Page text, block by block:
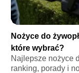
Nożyce do
które wybrać?
Najlepsze nożyce
ranking, porady i